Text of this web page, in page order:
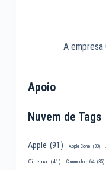
A empresa
Apoio
Nuvem de Tags
Apple (91) Apple Clone (33)
Cinema (41) Commodore 64 (35)